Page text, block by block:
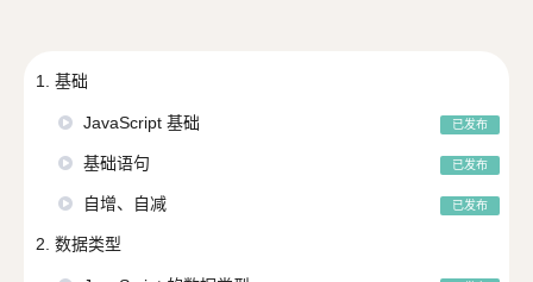
1. 基础
JavaScript 基础 已发布
基础语句 已发布
自增、自减 已发布
2. 数据类型